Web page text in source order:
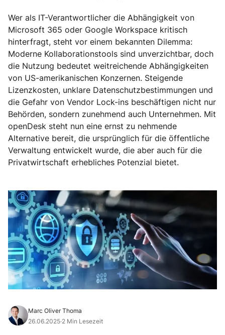
Wer als IT-Verantwortlicher die Abhängigkeit von
Microsoft 365 oder Google Workspace kritisch
hinterfragt, steht vor einem bekannten Dilemma:
Moderne Kollaborationstools sind unverzichtbar, doch
die Nutzung bedeutet weitreichende Abhängigkeiten
von US-amerikanischen Konzernen. Steigende
Lizenzkosten, unklare Datenschutzbestimmungen und
die Gefahr von Vendor Lock-ins beschäftigen nicht nur
Behörden, sondern zunehmend auch Unternehmen. Mit
openDesk steht nun eine ernst zu nehmende
Alternative bereit, die ursprünglich für die öffentliche
Verwaltung entwickelt wurde, die aber auch für die
Privatwirtschaft erhebliches Potenzial bietet.
Marc Oliver Thoma
26.06.2025·2 Min Lesezeit